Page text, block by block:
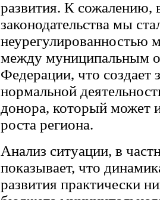
развития. К сожалению,
законодательства мы
между муниципальным
Федерации, что создает
нормальной
донора, который может
роста региона.
Анализ ситуации, в
показывает, что
развития практически